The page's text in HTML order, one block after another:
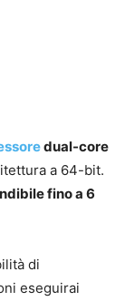
dual-core
a 64-bit.
fino a 6
di
eseguirai